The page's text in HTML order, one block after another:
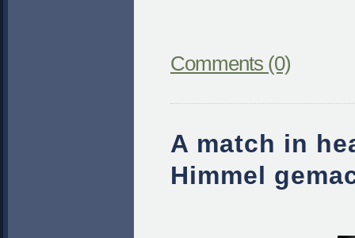
Comments (0)
A match in
Himmel